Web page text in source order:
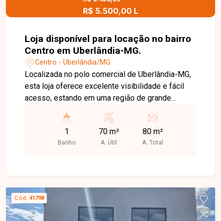
R$ 5.500,00 L
Loja disponível para locação no bairro
Centro em Uberlândia-MG.
Centro - Uberlândia/MG
Localizada no polo comercial de Uberlândia-MG,
esta loja oferece excelente visibilidade e fácil
acesso, estando em uma região de grande
diversos estabelecimentos comerciais e
serviços, é uma excelente opção para empresas
que buscam fortalecer sua presença em um
diferentes tipos de atividades comerciais. Conta
ainda com copa e banheiro, oferecendo
praticidade e funcionalidade tanto para o
1
Banho
70 m²
A. Útil
80 m²
A. Total
Cód. 41798